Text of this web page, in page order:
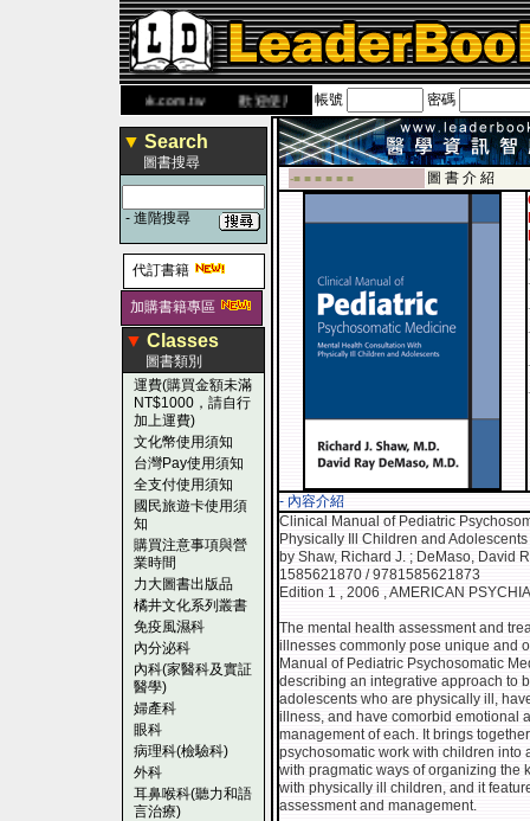
www.leaderbook.com.tw歡迎使用 國民旅遊卡！！
帳號 密碼
▼ Search
圖書搜尋
- 進階搜尋
代訂書籍
加購書籍專區
▼ Classes
圖書類別
運費(購買金額未滿
NT$1000，請自行
加上運費)
文化幣使用須知
台灣Pay使用須知
全支付使用須知
國民旅遊卡使用須
知
購買注意事項與營
業時間
力大圖書出版品
橘井文化系列叢書
免疫風濕科
內分泌科
內科(家醫科及實証
醫學)
婦產科
眼科
病理科(檢驗科)
外科
耳鼻喉科(聽力和語
言治療)
-■ ■ ■ ■ ■ ■
圖 書 介 紹
- 內容介紹
Clinical Manual of Pediatric
Physically Ill Children and Adolescents
by Shaw, Richard J. ; DeMaso, David
1585621870 / 9781585621873
Edition 1 , 2006 , AMERICAN
The mental health assessment and
illnesses commonly pose unique and
Manual of Pediatric Psychosomatic
describing an integrative approach to
adolescents who are physically ill,
illness, and have comorbid emotional
management of each. It brings
psychosomatic work with children into
with pragmatic ways of organizing the
with physically ill children, and it
assessment and management.